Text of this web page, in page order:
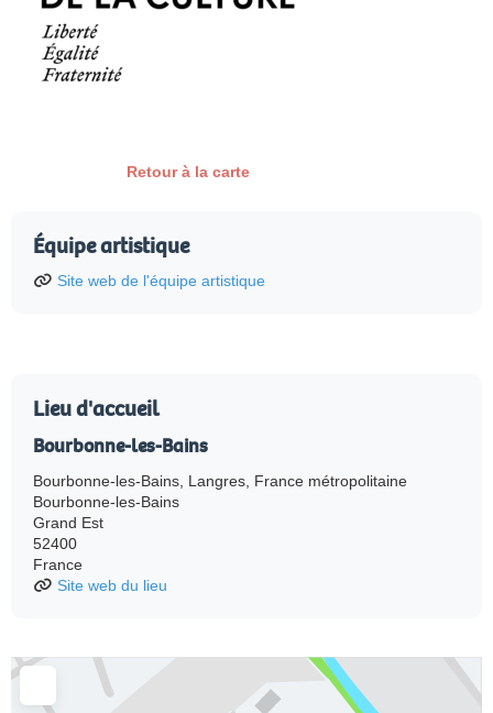
Retour à la carte
Équipe artistique
Site web de l'équipe artistique
Lieu d'accueil
Bourbonne-les-Bains
Bourbonne-les-Bains, Langres, France métropolitaine
Bourbonne-les-Bains
Grand Est
52400
France
Site web du lieu